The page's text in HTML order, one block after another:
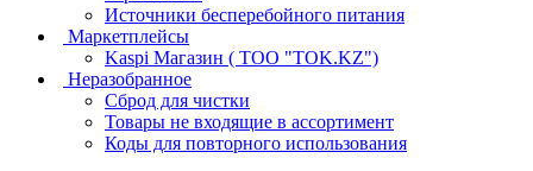
Источники бесперебойного питания
Маркетплейсы
Kaspi Магазин ( ТОО "TOK.KZ")
Неразобранное
Сброд для чистки
Товары не входящие в ассортимент
Коды для повторного использования